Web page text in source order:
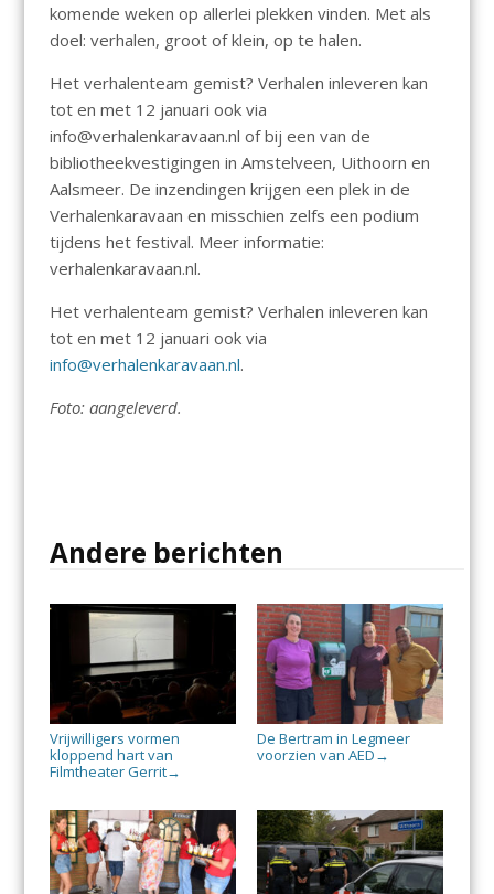
komende weken op allerlei plekken vinden. Met als
doel: verhalen, groot of klein, op te halen.
Het verhalenteam gemist? Verhalen inleveren kan
tot en met 12 januari ook via
info@verhalenkaravaan.nl of bij een van de
bibliotheekvestigingen in Amstelveen, Uithoorn en
Aalsmeer. De inzendingen krijgen een plek in de
Verhalenkaravaan en misschien zelfs een podium
tijdens het festival. Meer informatie:
verhalenkaravaan.nl.
Het verhalenteam gemist? Verhalen inleveren kan
tot en met 12 januari ook via
info@verhalenkaravaan.nl.
Foto: aangeleverd.
Andere berichten
Vrijwilligers vormen
kloppend hart van
Filmtheater Gerrit→
De Bertram in Legmeer
voorzien van AED →